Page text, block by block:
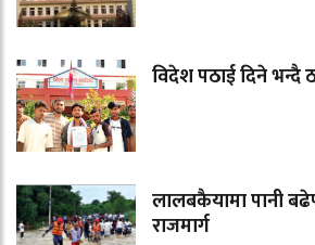
विदेश पठाई दिने भन्दै
लालबकैयामा पानी
राजमार्ग